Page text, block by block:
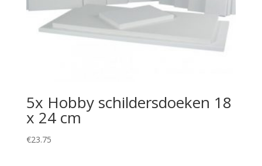
5x Hobby schildersdoeken 18
x 24 cm
€23.75